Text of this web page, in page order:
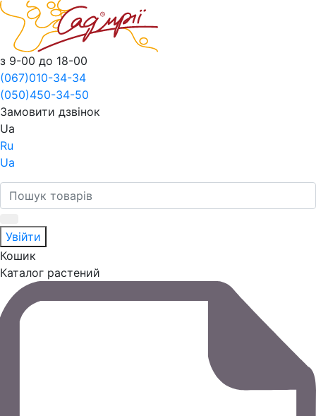
з 9-00 до 18-00
(067)010-34-34
(050)450-34-50
Замовити дзвінок
Ua
Ru
Ua
Увійти
Кошик
Каталог растений